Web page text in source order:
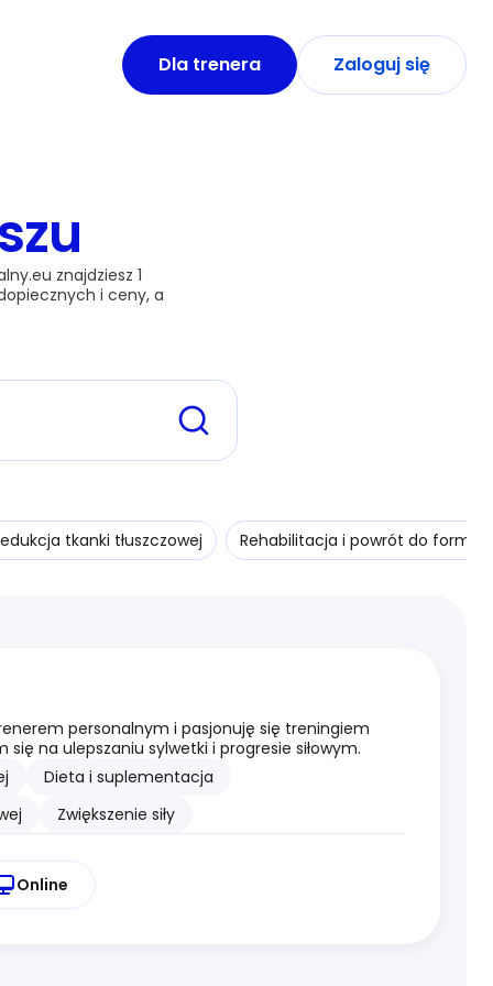
Dla trenera Zaloguj się
znajdziesz 1
i ceny, a
tkanki tłuszczowej Rehabilitacja i powrót do formy
personalnym i pasjonuję się treningiem
się na ulepszaniu sylwetki i progresie siłowym.
Dieta i suplementacja
Zwiększenie siły
Online